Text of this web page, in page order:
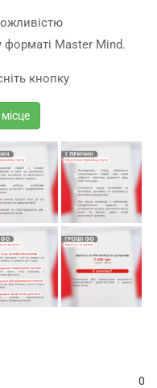
Master Mind.
кнопку
0